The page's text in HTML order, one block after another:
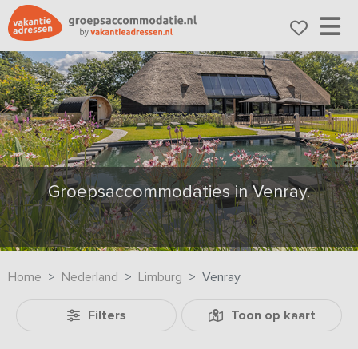
Groepsaccommodaties in Venray.
Home Nederland Limburg Venray
Filters Toon op kaart